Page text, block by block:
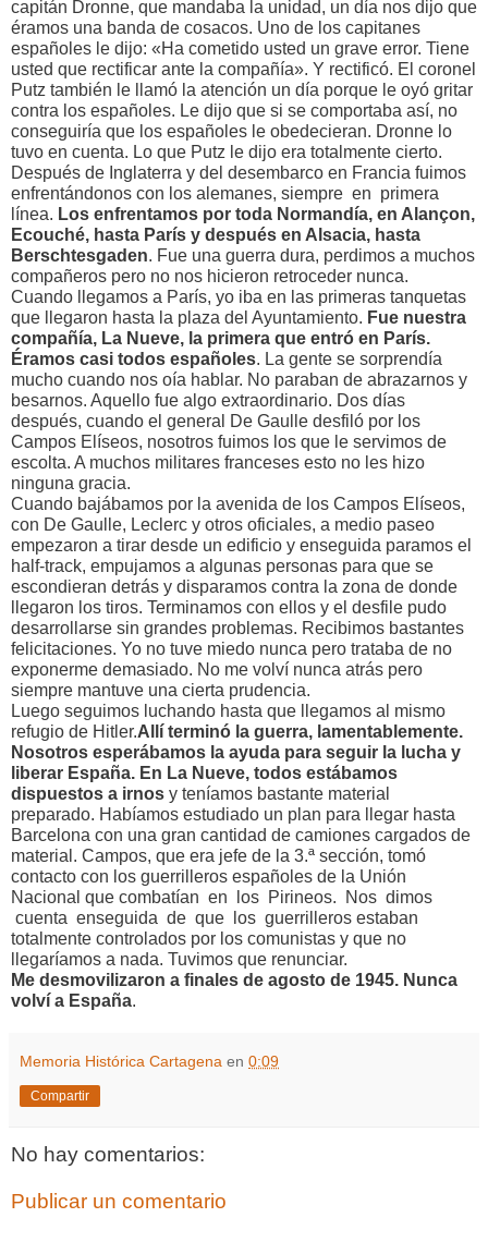
capitán Dronne, que mandaba la unidad, un día nos dijo que
éramos una banda de cosacos. Uno de los capitanes
españoles le dijo: «Ha cometido usted un grave error. Tiene
usted que rectificar ante la compañía». Y rectificó. El coronel
Putz también le llamó la atención un día porque le oyó gritar
contra los españoles. Le dijo que si se comportaba así, no
conseguiría que los españoles le obedecieran. Dronne lo
tuvo en cuenta. Lo que Putz le dijo era totalmente cierto.
Después de Inglaterra y del desembarco en Francia fuimos
enfrentándonos con los alemanes, siempre en primera
línea. Los enfrentamos por toda Normandía, en Alançon,
Ecouché, hasta París y después en Alsacia, hasta
Berschtesgaden. Fue una guerra dura, perdimos a muchos
compañeros pero no nos hicieron retroceder nunca.
Cuando llegamos a París, yo iba en las primeras tanquetas
que llegaron hasta la plaza del Ayuntamiento. Fue nuestra
compañía, La Nueve, la primera que entró en París.
Éramos casi todos españoles. La gente se sorprendía
mucho cuando nos oía hablar. No paraban de abrazarnos y
besarnos. Aquello fue algo extraordinario. Dos días
después, cuando el general De Gaulle desfiló por los
Campos Elíseos, nosotros fuimos los que le servimos de
escolta. A muchos militares franceses esto no les hizo
ninguna gracia.
Cuando bajábamos por la avenida de los Campos Elíseos,
con De Gaulle, Leclerc y otros oficiales, a medio paseo
empezaron a tirar desde un edificio y enseguida paramos el
half-track, empujamos a algunas personas para que se
escondieran detrás y disparamos contra la zona de donde
llegaron los tiros. Terminamos con ellos y el desfile pudo
desarrollarse sin grandes problemas. Recibimos bastantes
felicitaciones. Yo no tuve miedo nunca pero trataba de no
exponerme demasiado. No me volví nunca atrás pero
siempre mantuve una cierta prudencia.
Luego seguimos luchando hasta que llegamos al mismo
refugio de Hitler.Allí terminó la guerra, lamentablemente.
Nosotros esperábamos la ayuda para seguir la lucha y
liberar España. En La Nueve, todos estábamos
dispuestos a irnos y teníamos bastante material
preparado. Habíamos estudiado un plan para llegar hasta
Barcelona con una gran cantidad de camiones cargados de
material. Campos, que era jefe de la 3.ª sección, tomó
contacto con los guerrilleros españoles de la Unión
Nacional que combatían en los Pirineos. Nos dimos
cuenta enseguida de que los guerrilleros estaban
totalmente controlados por los comunistas y que no
llegaríamos a nada. Tuvimos que renunciar.
Me desmovilizaron a finales de agosto de 1945. Nunca
volví a España.
Memoria Histórica Cartagena en 0:09
Compartir
No hay comentarios:
Publicar un comentario